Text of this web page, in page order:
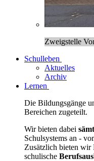
Zweigstelle
Schulleben
Aktuelles
Archiv
Lernen
Die Bildungsgänge
Bereichen zugeteilt.
Wir bieten dabei
Schulsystems an -
Zusätzlich bieten wir
schulische